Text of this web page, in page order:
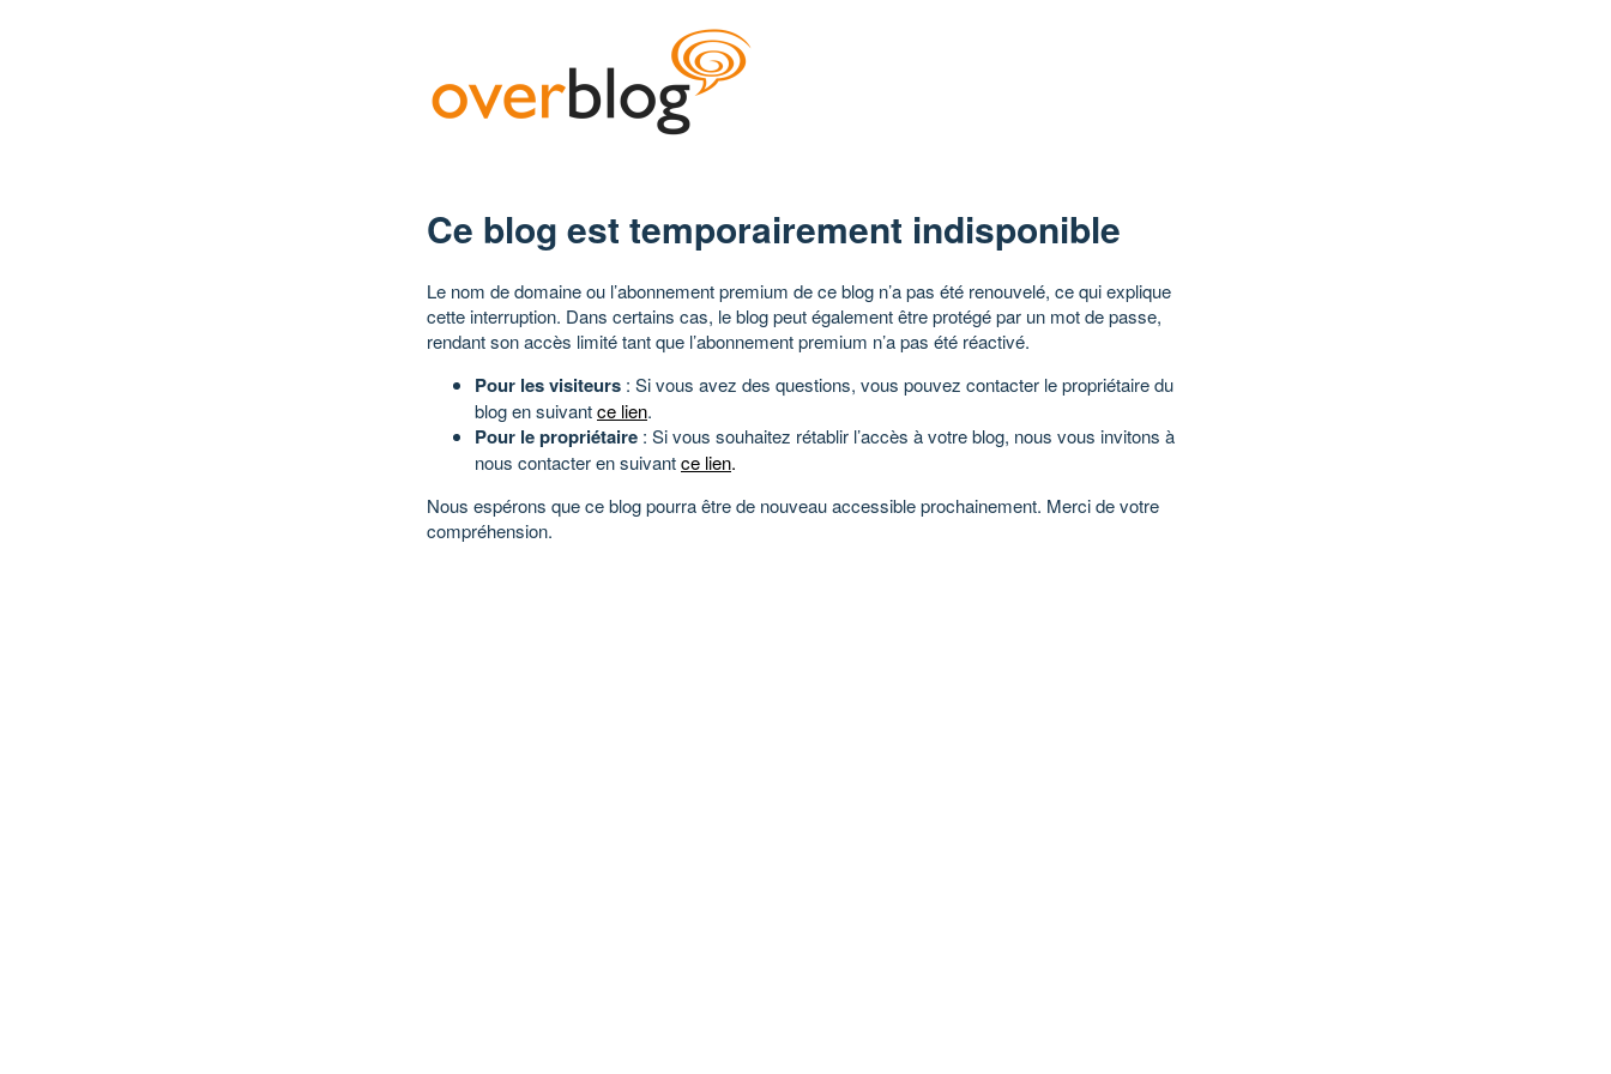
Ce blog est temporairement indisponible
Le nom de domaine ou l’abonnement premium de ce blog n’a pas été renouvelé, ce qui explique
cette interruption. Dans certains cas, le blog peut également être protégé par un mot de passe,
rendant son accès limité tant que l’abonnement premium n’a pas été réactivé.
Pour les visiteurs : Si vous avez des questions, vous pouvez contacter le propriétaire du
blog en suivantce lien.
Pour le propriétaire : Si vous souhaitez rétablir l’accès à votre blog, nous vous invitons à
nous contacter en suivantce lien.
Nous espérons que ce blog pourra être de nouveau accessible prochainement. Merci de votre
compréhension.